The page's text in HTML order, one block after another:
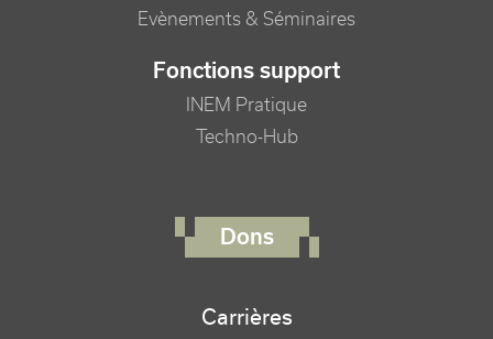
Evènements & Séminaires
Fonctions support
INEM Pratique
Techno-Hub
Dons
Carrières